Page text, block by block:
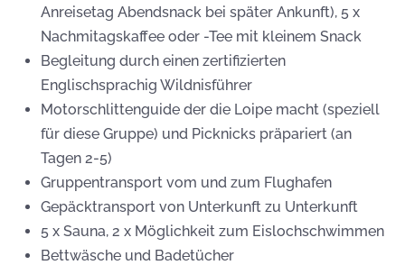
Anreisetag Abendsnack bei später Ankunft), 5 x
Nachmitagskaffee oder -Tee mit kleinem Snack
Begleitung durch einen zertifizierten
Englischsprachig Wildnisführer
Motorschlittenguide der die Loipe macht (speziell
für diese Gruppe) und Picknicks präpariert (an
Tagen 2-5)
Gruppentransport vom und zum Flughafen
Gepäcktransport von Unterkunft zu Unterkunft
5 x Sauna, 2 x Möglichkeit zum Eislochschwimmen
Bettwäsche und Badetücher